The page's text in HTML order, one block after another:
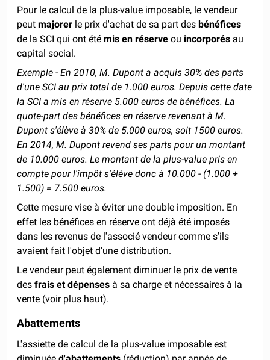
Pour le calcul de la plus-value imposable, le vendeur
peutmajorer le prix d'achat de sa part desbénéfices
de la SCI qui ont étémis en réserve ou incorporés au
capital social.
Exemple - En 2010, M. Dupont a acquis 30% des parts
d'une SCI au prix total de 1.000 euros. Depuis cette date
la SCI a mis en réserve 5.000 euros de bénéfices. La
quote-part des bénéfices en réserve revenant à M.
Dupont s'élève à 30% de 5.000 euros, soit 1500 euros.
En 2014, M. Dupont revend ses parts pour un montant
de 10.000 euros. Le montant de la plus-value pris en
compte pour l'impôt s'élève donc à 10.000 - (1.000 +
1.500) = 7.500 euros.
Cette mesure vise à éviter une double imposition. En
effet les bénéfices en réserve ont déjà été imposés
dans les revenus de l'associé vendeur comme s'ils
avaient fait l'objet d'une distribution.
Le vendeur peut également diminuer le prix de vente
desfrais et dépenses à sa charge et nécessaires à la
vente (voir plus haut).
Abattements
L'assiette de calcul de la plus-value imposable est